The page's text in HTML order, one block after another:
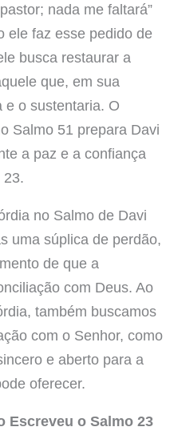
nada me faltará”
ele faz esse pedido de
busca restaurar a
que, em sua
e o sustentaria. O
Salmo 51 prepara Davi
a paz e a confiança
23.
no Salmo de Davi
uma súplica de perdão,
de que a
com Deus. Ao
também buscamos
com o Senhor, como
e aberto para a
oferecer.
Escreveu o Salmo 23